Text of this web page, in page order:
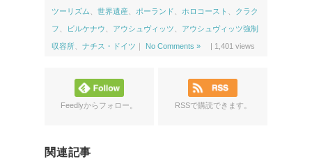
ツーリズム 世界遺産 ポーランド ホロコースト クラク
フ ビルケナウ アウシュヴィッツ アウシュヴィッツ強制
収容所 ナチス・ドイツ No Comments » 1,401 views
Feedlyからフォロー。 RSSで購読できます。
関連記事